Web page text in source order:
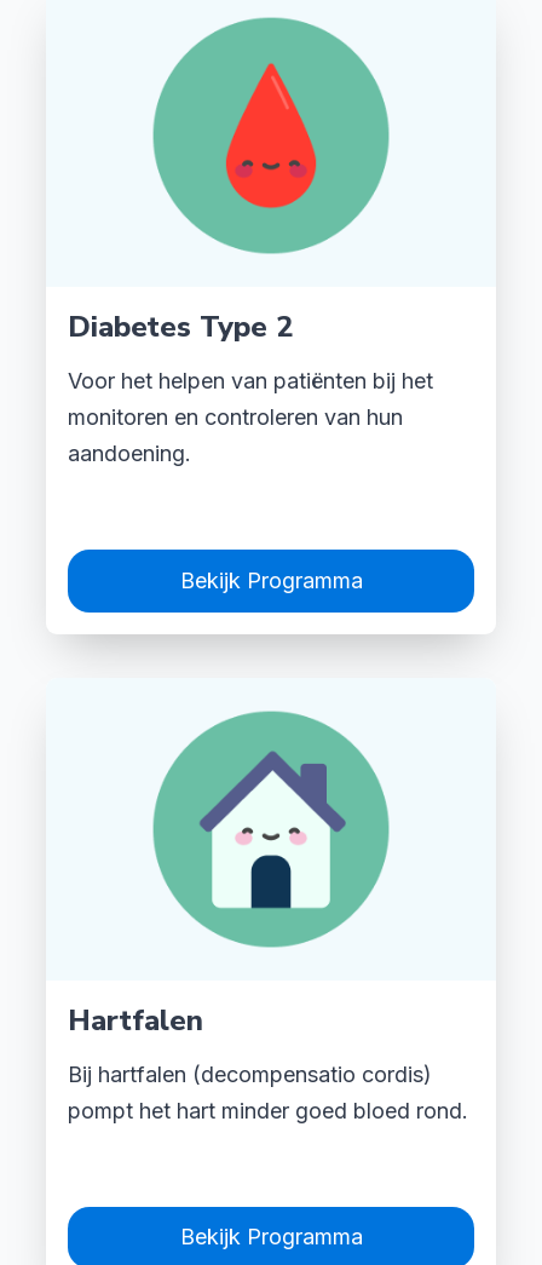
Diabetes Type 2
Voor het helpen van patiënten bij het
monitoren en controleren van hun
aandoening.
Bekijk Programma
Hartfalen
Bij hartfalen (decompensatio cordis)
pompt het hart minder goed bloed rond.
Bekijk Programma